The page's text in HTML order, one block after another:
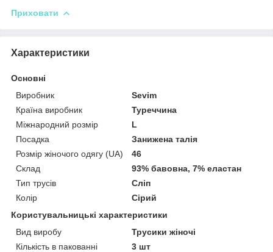
Приховати
Характеристики
Основні
Виробник
Sevim
Країна виробник
Туреччина
Міжнародний розмір
L
Посадка
Занижена талія
Розмір жіночого одягу (UA)
46
Склад
93% бавовна, 7% еластан
Тип трусів
Сліп
Колір
Сірий
Користувальницькі характеристики
Вид виробу
Трусики жіночі
Кількість в пакованні
3 шт